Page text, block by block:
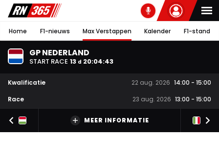
Home F1-nieuws Max Verstappen Kalender F1-stand
GP NEDERLAND
START RACE 13 d 20:04:43
Kwalificatie 22 aug. 2026 14:00 - 15:00
Race
23 aug. 2026 13:00 - 15:00
MEER INFORMATIE